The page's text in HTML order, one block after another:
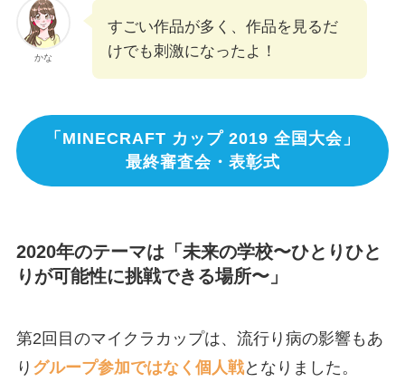
かな
すごい作品が多く、作品を見るだ
けでも刺激になったよ！
「MINECRAFT カップ 2019 全国大会」
最終審査会・表彰式
2020年のテーマは「未来の学校〜ひとりひと
りが可能性に挑戦できる場所〜」
第2回目のマイクラカップは、流行り病の影響もあ
り グループ参加ではなく個人戦となりました。